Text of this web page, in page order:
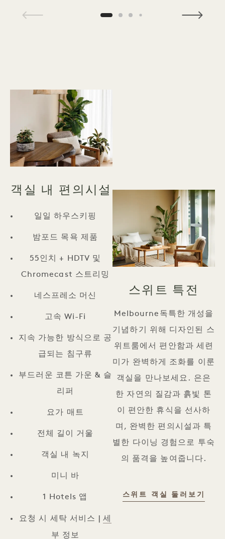
객실 내 편의시설
일일 하우스키핑
밤포드 목욕 제품
55인치 + HDTV 및
Chromecast 스트리밍
네스프레소 머신
고속 Wi-Fi
지속 가능한 방식으로 공
급되는 침구류
부드러운 코튼 가운 & 슬
리퍼
요가 매트
전체 길이 거울
객실 내 녹지
미니 바
1 Hotels 앱
요청 시 세탁 서비스 | 세
부 정보
스위트 특전
Melbourne독특한 개성을
기념하기 위해 디자인된 스
위트룸에서 편안함과 세련
미가 완벽하게 조화를 이룬
객실을 만나보세요. 은은
한 자연의 질감과 흙빛 톤
이 편안한 휴식을 선사하
며, 완벽한 편의시설과 특
별한 다이닝 경험으로 투숙
의 품격을 높여줍니다.
스위트 객실 둘러보기